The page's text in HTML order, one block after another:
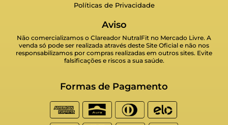
Políticas de Privacidade
Aviso
Não comercializamos o Clareador NutralFit no Mercado Livre. A
venda só pode ser realizada através deste Site Oficial e não nos
responsabilizamos por compras realizadas em outros sites. Evite
falsificações e riscos a sua saúde.
Formas de Pagamento